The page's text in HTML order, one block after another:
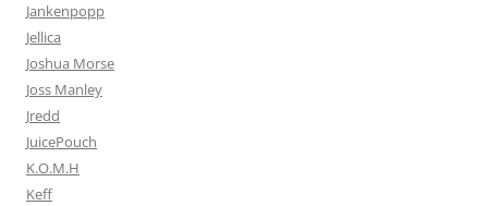
Jankenpopp
Jellica
Joshua Morse
Joss Manley
Jredd
JuicePouch
K.O.M.H
Keff